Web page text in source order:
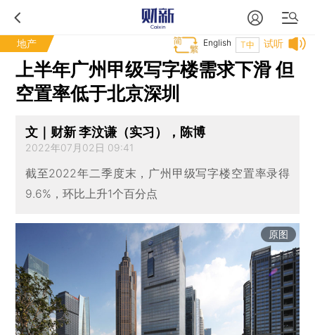
地产 试听
T中
English
上半年广州甲级写字楼需求下滑 但
空置率低于北京深圳
文｜财新 李汶谦（实习），陈博
2022年07月02日 09:41
截至2022年二季度末，广州甲级写字楼空置率录得
9.6%，环比上升1个百分点
原图